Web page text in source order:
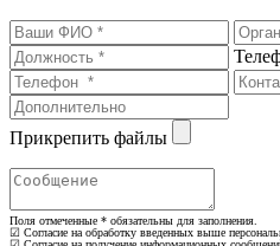
Прикрепить файлы
Поля отмеченные * обязательны для заполнения.
☑ Согласие на обработку введенных выше